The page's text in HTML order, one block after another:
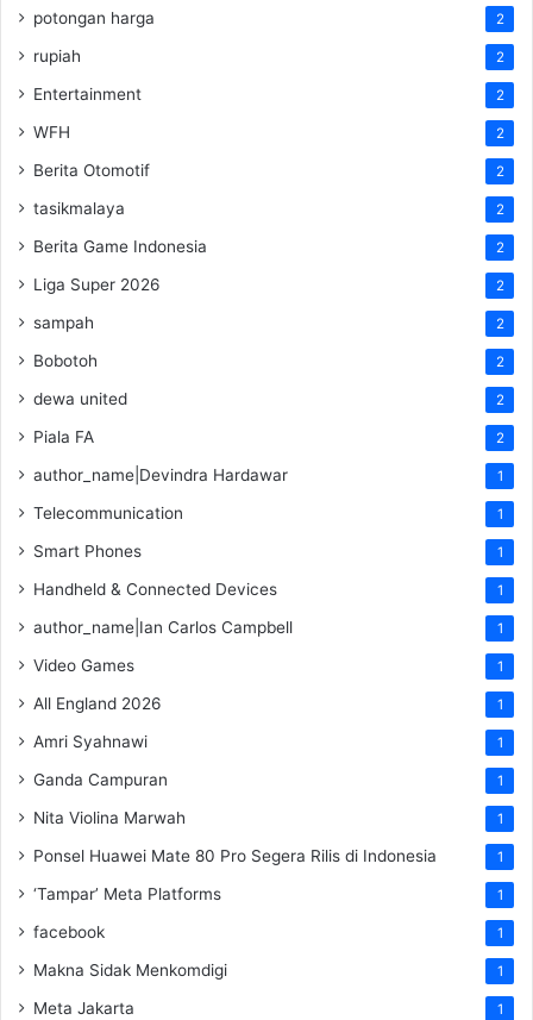
potongan harga 2
rupiah 2
Entertainment 2
WFH 2
Berita Otomotif 2
tasikmalaya 2
Berita Game Indonesia 2
Liga Super 2026 2
sampah 2
Bobotoh 2
dewa united 2
Piala FA 2
author_name|Devindra Hardawar 1
Telecommunication 1
Smart Phones 1
Handheld & Connected Devices 1
author_name|Ian Carlos Campbell 1
Video Games 1
All England 2026 1
Amri Syahnawi 1
Ganda Campuran 1
Nita Violina Marwah 1
Ponsel Huawei Mate 80 Pro Segera Rilis di Indonesia 1
‘Tampar’ Meta Platforms 1
facebook 1
Makna Sidak Menkomdigi 1
Meta Jakarta 1